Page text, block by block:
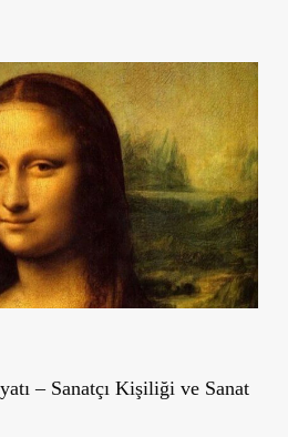
– Sanatçı Kişiliği ve Sanat